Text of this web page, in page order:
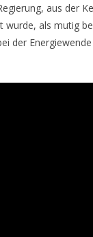
aus der
als mutig
der